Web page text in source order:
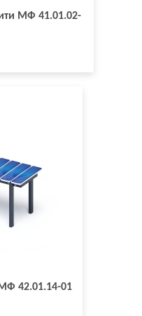
МФ 41.01.02-
42.01.14-01